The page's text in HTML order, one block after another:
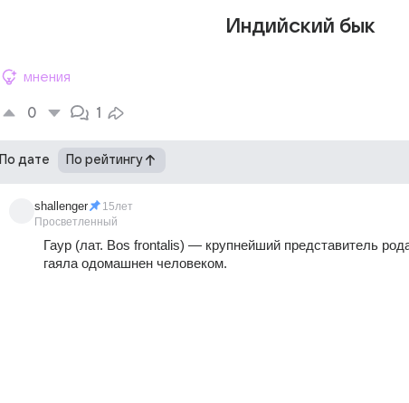
Индийский бык
мнения
0 1
По дате По рейтингу
shallenger
Просветленный
15лет
Гаур (лат. Bos frontalis) — крупнейший представитель
гаяла одомашнен человеком.